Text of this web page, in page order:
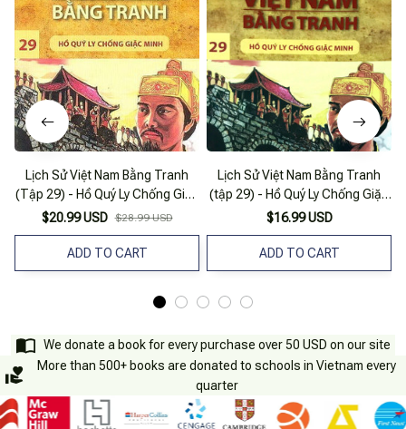
Lịch Sử Việt Nam Bằng Tranh
(Tập 29) - Hồ Quý Ly Chống Giặc
Minh
$20.99 USD $28.99 USD
ADD TO CART
Lịch Sử Việt Nam Bằng Tranh
(tập 29) - Hồ Quý Ly Chống Giặc
Minh
$16.99 USD
ADD TO CART
We donate a book for every purchase over 50 USD on our site
More than 500+ books are donated to schools in Vietnam every
quarter